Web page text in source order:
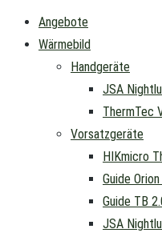
Angebote
Wärmebild
Handgeräte
JSA
ThermTec
Vorsatzgeräte
HIKmicro
Guide
Guide TB
JSA